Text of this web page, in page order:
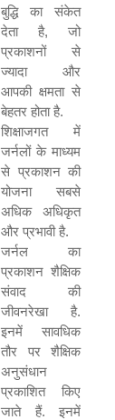
बुद्धि का संकेत
देता है, जो
प्रकाशनों से
ज्यादा और
आपकी क्षमता से
बेहतर होता है.
शिक्षाजगत में
जर्नलों के माध्यम
से प्रकाशन की
योजना सबसे
अधिक अधिकृत
और प्रभावी है.
जर्नल का
प्रकाशन शैक्षिक
संवाद की
जीवनरेखा है.
इनमें सावधिक
तौर पर शैक्षिक
अनुसंधान
प्रकाशित किए
जाते हैं. इनमें